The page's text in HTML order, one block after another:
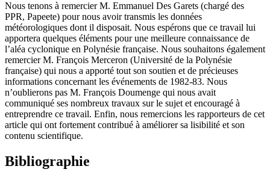
Nous tenons à remercier M. Emmanuel Des Garets (chargé des
PPR, Papeete) pour nous avoir transmis les données
météorologiques dont il disposait. Nous espérons que ce travail lui
apportera quelques éléments pour une meilleure connaissance de
l’aléa cyclonique en Polynésie française. Nous souhaitons également
remercier M. François Merceron (Université de la Polynésie
française) qui nous a apporté tout son soutien et de précieuses
informations concernant les événements de 1982-83. Nous
n’oublierons pas M. François Doumenge qui nous avait
communiqué ses nombreux travaux sur le sujet et encouragé à
entreprendre ce travail. Enfin, nous remercions les rapporteurs de cet
article qui ont fortement contribué à améliorer sa lisibilité et son
contenu scientifique.
Bibliographie